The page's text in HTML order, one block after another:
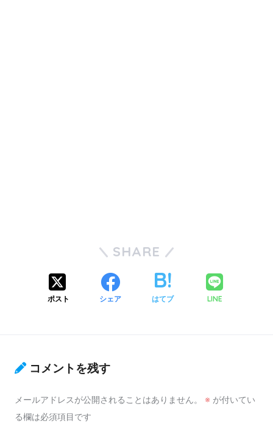
SHARE
ポスト シェア はてブ LINE
コメントを残す
メールアドレスが公開されることはありません。 ※ が付いてい
る欄は必須項目です